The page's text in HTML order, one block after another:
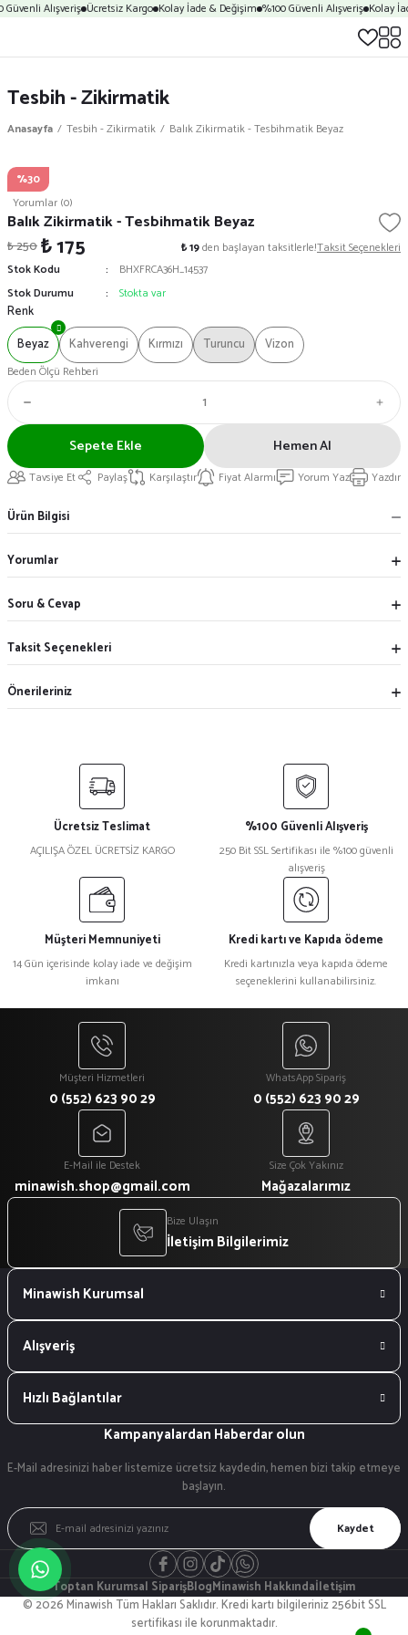
Güvenli Alışveriş Ücretsiz Kargo Kolay İade & Değişim %100 Güvenli Alışveriş Kolay
Tesbih - Zikirmatik
Anasayfa Tesbih - Zikirmatik Balık Zikirmatik - Tesbihmatik Beyaz
%30
Yorumlar (0)
Balık Zikirmatik - Tesbihmatik Beyaz
₺ 250₺ 175 ₺ 19den başlayan taksitlerle!Taksit Seçenekleri
Stok Kodu
BHXFRCA36H_14537
Stok Durumu
Stokta var
Renk
Beyaz
Kahverengi Kırmızı Turuncu Vizon
Beden Ölçü Rehberi
Sepete Ekle Hemen Al
Tavsiye Et Paylaş Karşılaştır Fiyat Alarmı Yorum Yaz Yazdır
Ürün Bilgisi
Yorumlar
Soru & Cevap
Taksit Seçenekleri
Önerileriniz
Ücretsiz Teslimat
AÇILIŞA ÖZEL ÜCRETSİZ KARGO
%100 Güvenli Alışveriş
250 Bit SSL Sertifikası ile %100 güvenli
alışveriş
Müşteri Memnuniyeti
14 Gün içerisinde kolay iade ve değişim
imkanı
Kredi kartı ve Kapıda ödeme
Kredi kartınızla veya kapıda ödeme
seçeneklerini kullanabilirsiniz.
Müşteri Hizmetleri
0 (552) 623 90 29
WhatsApp Sipariş
0 (552) 623 90 29
E-Mail ile Destek
minawish.shop@gmail.com
Size Çok Yakınız
Mağazalarımız
Bize Ulaşın
İletişim Bilgilerimiz
Minawish Kurumsal
Alışveriş
Hızlı Bağlantılar
Kampanyalardan Haberdar olun
E-Mail adresinizi haber listemize ücretsiz kaydedin, hemen bizi takip etmeye
başlayın.
Kaydet
Toptan Kurumsal SiparişBlogMinawish Hakkındaİletişim
© 2026 Minawish Tüm Hakları Saklıdır. Kredi kartı bilgileriniz 256bit SSL
sertifikası ile korunmaktadır.